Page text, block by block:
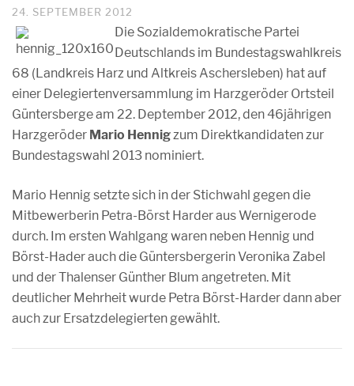
24. SEPTEMBER 2012
Die Sozialdemokratische Partei
Deutschlands im Bundestagswahlkreis
68 (Landkreis Harz und Altkreis Aschersleben) hat auf
einer Delegiertenversammlung im Harzgeröder Ortsteil
Güntersberge am 22. Deptember 2012, den 46jährigen
Harzgeröder Mario Hennigzum Direktkandidaten zur
Bundestagswahl 2013 nominiert.
Mario Hennig setzte sich in der Stichwahl gegen die
Mitbewerberin Petra-Börst Harder aus Wernigerode
durch. Im ersten Wahlgang waren neben Hennig und
Börst-Hader auch die Güntersbergerin Veronika Zabel
und der Thalenser Günther Blum angetreten. Mit
deutlicher Mehrheit wurde Petra Börst-Harder dann aber
auch zur Ersatzdelegierten gewählt.